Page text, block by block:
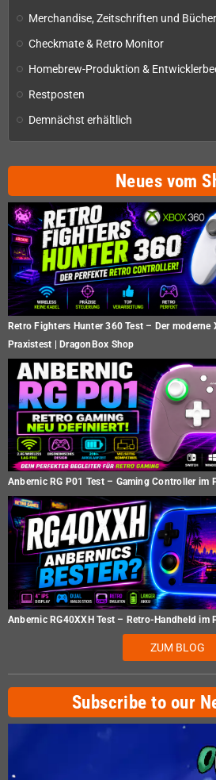
Merchandise, Zeitschriften und Bücher
Checkmate & Retro Monitor
Homebrew-Produktion &
Restposten
Demnächst erhältlich
Neues vom
Retro Fighters Hunter 360 Test – Der
Praxistest | DragonBox Shop
Anbernic RG P01 Test – Gaming Controller im
Anbernic RG40XXH Test – Retro-Handheld im
ZUM BLOG
Subscribe to our